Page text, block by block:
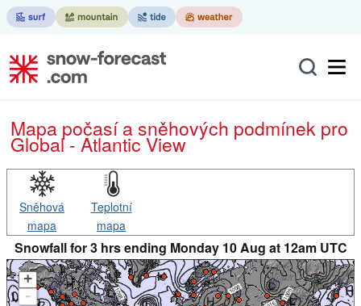
Mapa počasí a sněhových podmínek pro
Global - Atlantic View
Sněhová
mapa
Teplotní
mapa
Snowfall for 3 hrs ending Monday 10 Aug at 12am UTC
+
-